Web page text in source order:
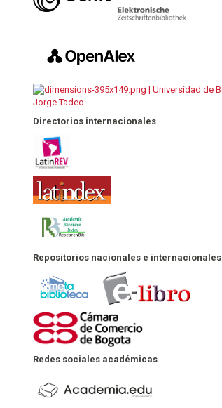
Directorios internacionales
Repositorios nacionales e internacionales
Redes sociales académicas